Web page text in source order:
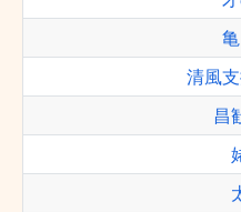
清風
昌